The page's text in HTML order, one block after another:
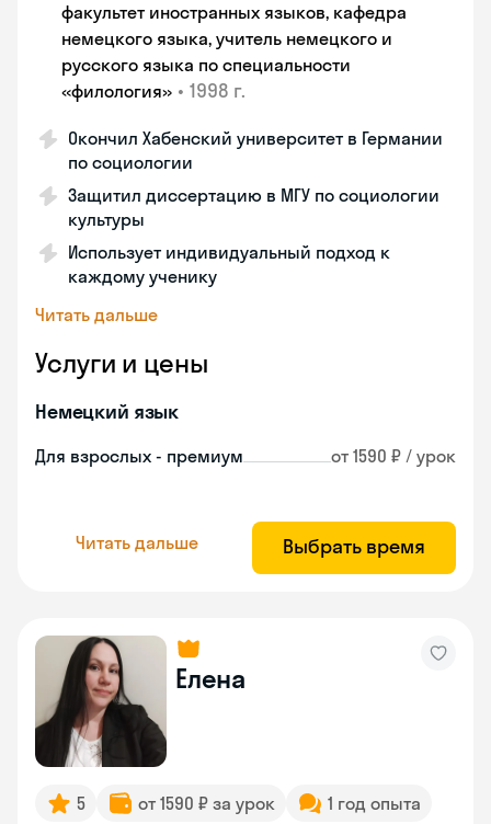
факультет иностранных языков, кафедра
немецкого языка, учитель немецкого и
русского языка по специальности
«филология» • 1998 г.
Окончил Хабенский университет в Германии
по социологии
Защитил диссертацию в МГУ по социологии
культуры
Использует индивидуальный подход к
каждому ученику
Читать дальше
Услуги и цены
Немецкий язык
Для взрослых - премиум от 1590 ₽ / урок
Читать дальше Выбрать время
Елена
5 от 1590 ₽ за урок 1 год опыта